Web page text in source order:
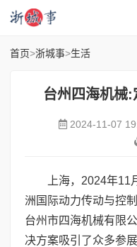
首页>浙城事>生活
台州四海机械
2024-11-07
上海，2024年
洲国际动力传动与控
台州市四海机械有限
决方案吸引了众多参